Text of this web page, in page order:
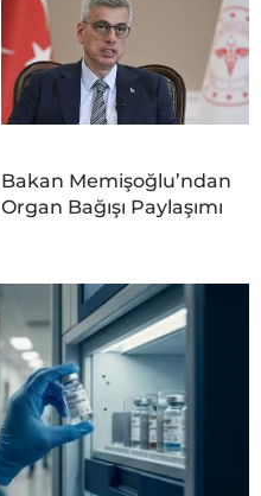
Bakan Memişoğlu’ndan
Organ Bağışı Paylaşımı